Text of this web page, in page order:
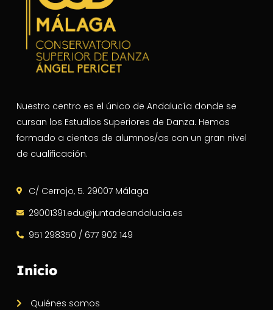
Nuestro centro es el único de Andalucía donde se
cursan los Estudios Superiores de Danza. Hemos
formado a cientos de alumnos/as con un gran nivel
de cualificación.
C/ Cerrojo, 5. 29007 Málaga
29001391.edu@juntadeandalucia.es
951 298350 / 677 902 149
Inicio
Quiénes somos